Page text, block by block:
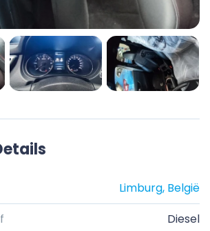
Limburg, België
Diesel